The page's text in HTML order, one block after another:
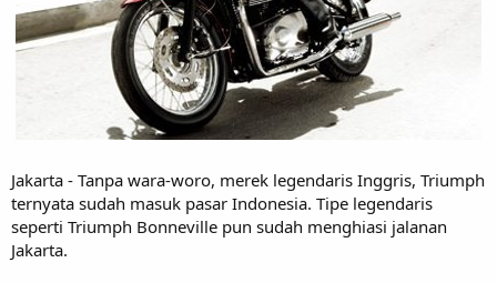
Jakarta - Tanpa wara-woro, merek legendaris Inggris, Triumph
ternyata sudah masuk pasar Indonesia. Tipe legendaris
seperti Triumph Bonneville pun sudah menghiasi jalanan
Jakarta.